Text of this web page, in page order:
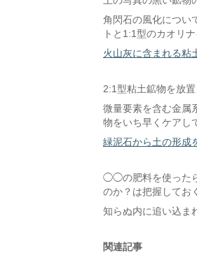
角閃石の風化につい
トと1:1型のカオリ
火山灰に含まれる粘
2:1型粘土鉱物を放
微量要素を含む金属
物をいち早くケアし
緑泥石から土の形成
◯◯の肥料を使った
のか？は把握してお
知らぬ内に追い込ま
関連記事